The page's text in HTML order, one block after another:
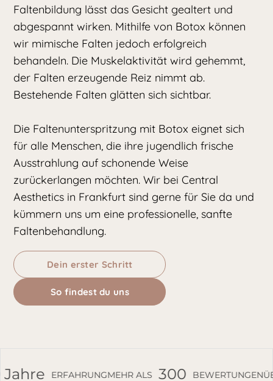
Faltenbildung lässt das Gesicht gealtert und
abgespannt wirken. Mithilfe von Botox können
wir mimische Falten jedoch erfolgreich
behandeln. Die Muskelaktivität wird gehemmt,
der Falten erzeugende Reiz nimmt ab.
Bestehende Falten glätten sich sichtbar.
Die Faltenunterspritzung mit Botox eignet sich
für alle Menschen, die ihre jugendlich frische
Ausstrahlung auf schonende Weise
zurückerlangen möchten. Wir bei Central
Aesthetics in Frankfurt sind gerne für Sie da und
kümmern uns um eine professionelle, sanfte
Faltenbehandlung.
Dein erster Schritt
So findest du uns
ERFAHRUNGMEHR ALS 300 BEWERTUNGENÜBER